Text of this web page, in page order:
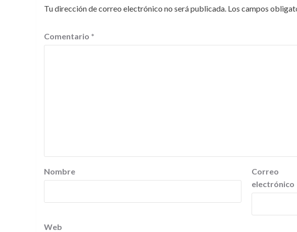
Tu dirección de correo electrónico no será publicada. Los campos
Comentario *
Nombre
Correo
electrónico
Web